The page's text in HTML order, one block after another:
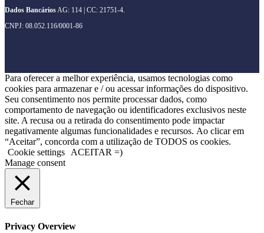
Dados BancáriosAG: 114 | CC: 21751-4.
CNPJ: 08.052.116/0001-86
Para oferecer a melhor experiência, usamos tecnologias como
cookies para armazenar e / ou acessar informações do dispositivo.
Seu consentimento nos permite processar dados, como
comportamento de navegação ou identificadores exclusivos neste
site. A recusa ou a retirada do consentimento pode impactar
negativamente algumas funcionalidades e recursos. Ao clicar em
“Aceitar”, concorda com a utilização de TODOS os cookies.
Cookie settings
ACEITAR =)
Manage consent
Fechar
Privacy Overview